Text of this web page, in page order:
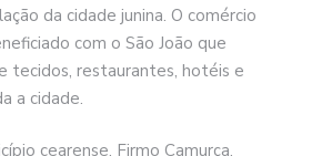
da cidade junina. O comércio
com o São João que
tecidos, restaurantes, hotéis e
a cidade.
cearense, Firmo Camurça,